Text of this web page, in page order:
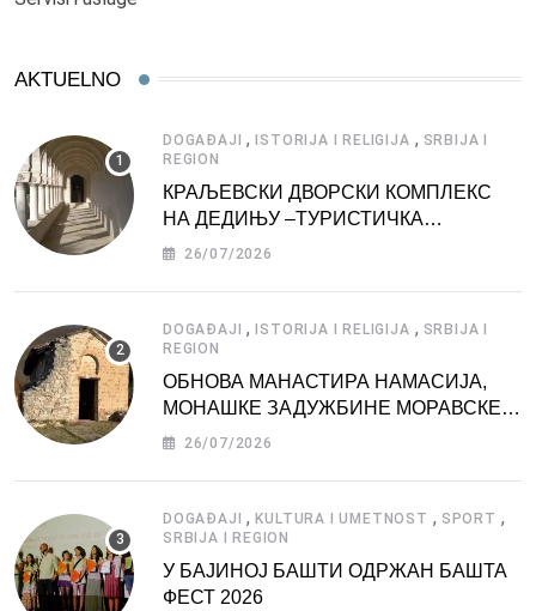
AKTUELNO
DOGAĐAJI ,ISTORIJA I RELIGIJA , SRBIJA I
REGION
КРАЉЕВСКИ ДВОРСКИ КОМПЛЕКС
НА ДЕДИЊУ –ТУРИСТИЧКА
АТРАКЦИЈА
26/07/2026
DOGAĐAJI ,ISTORIJA I RELIGIJA , SRBIJA I
REGION
ОБНОВА МАНАСТИРА НАМАСИЈА,
МОНАШКЕ ЗАДУЖБИНЕ МОРАВСКЕ
СРБИЈЕ
26/07/2026
DOGAĐAJI ,KULTURA I UMETNOST , SPORT ,
SRBIJA I REGION
У БАЈИНОЈ БАШТИ ОДРЖАН БАШТА
ФЕСТ 2026